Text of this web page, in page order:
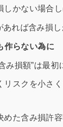
かない場合し
あれば含み損
作らない為に
み損額”は最初
リスクを小さ
めた含み損許